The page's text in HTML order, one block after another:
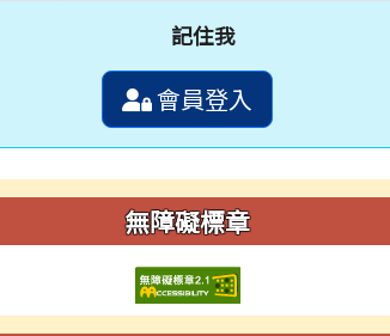
記住我
會員登入
無障礙標章